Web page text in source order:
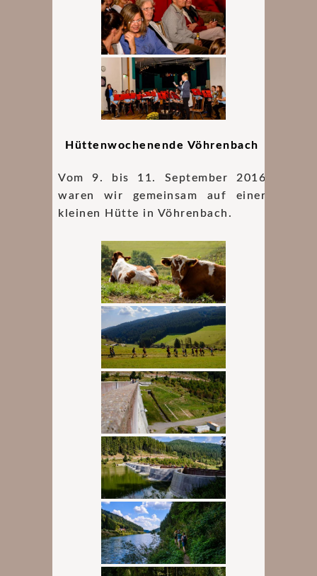
Hüttenwochenende Vöhrenbach
Vom 9. bis 11. September 2016
waren wir gemeinsam auf einer
kleinen Hütte in Vöhrenbach.